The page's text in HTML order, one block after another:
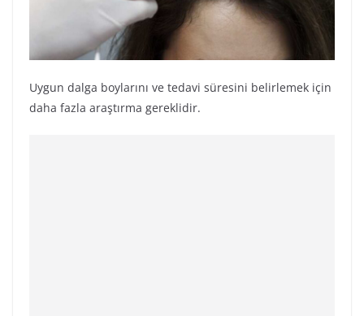
Uygun dalga boylarını ve tedavi süresini belirlemek için
daha fazla araştırma gereklidir.